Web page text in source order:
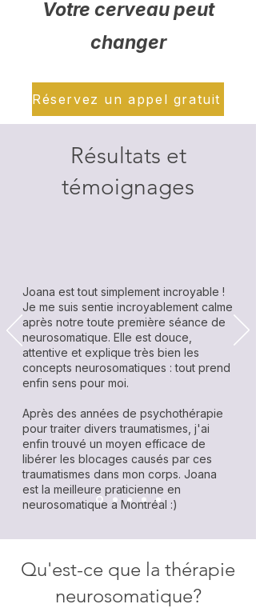
Votre cerveau peut
changer
Réservez un appel gratuit
Résultats et
témoignages
Joana est tout simplement incroyable !
Je me suis sentie incroyablement calme
après notre toute première séance de
neurosomatique. Elle est douce,
attentive et explique très bien les
concepts neurosomatiques : tout prend
enfin sens pour moi.
Après des années de psychothérapie
pour traiter divers traumatismes, j'ai
enfin trouvé un moyen efficace de
libérer les blocages causés par ces
traumatismes dans mon corps. Joana
est la meilleure praticienne en
neurosomatique à Montréal :)
C., 42, Montreal
Qu'est-ce que la thérapie
neurosomatique?